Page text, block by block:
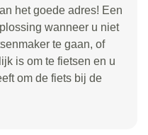
het goede adres! Een
wanneer u niet
te gaan, of
is om te fietsen en u
om de fiets bij de